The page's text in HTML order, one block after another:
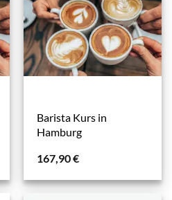
Barista Kurs in
Hamburg
167,90€